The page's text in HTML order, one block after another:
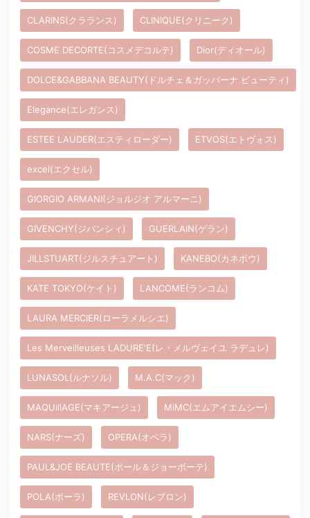
CLARINS(クラランス) CLINIQUE(クリニーク)
COSME DECORTE(コスメデコルテ) Dior(ディオール)
DOLCE&GABBANA BEAUTY(ドルチェ＆ガッバーナ ビューティ)
Elegance(エレガンス)
ESTEE LAUDER(エスティローダー) ETVOS(エトヴォス)
excel(エクセル)
GIORGIO ARMANI(ジョルジオ アルマーニ)
GIVENCHY(ジバンシィ) GUERLAIN(ゲラン)
JILLSTUART(ジルスチュアート) KANEBO(カネボウ)
KATE TOKYO(ケイト) LANCOME(ランコム)
LAURA MERCIER(ローラメルシエ)
Les Merveilleuses LADURE'E(レ・メルヴェイユ ラデュレ)
LUNASOL(ルナソル) M.A.C(マック)
MAQUillAGE(マキアージュ) MiMC(エムアイエムシー)
NARS(ナーズ) OPERA(オペラ)
PAUL&JOE BEAUTE(ポール＆ジョーボーテ)
POLA(ポーラ) REVLON(レブロン)